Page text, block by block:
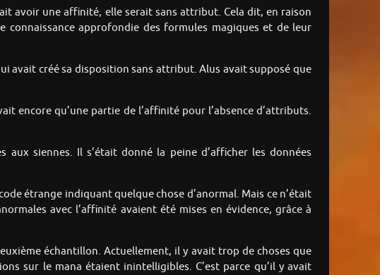
avoir une affinité, elle serait sans attribut. Cela dit, en raison
connaissance approfondie des formules magiques et de leur
avait créé sa disposition sans attribut. Alus avait supposé que
encore qu’une partie de l’affinité pour l’absence d’attributs.
siennes. Il s’était donné la peine d’afficher les données
étrange indiquant quelque chose d’anormal. Mais ce n’était
avec l’affinité avaient été mises en évidence, grâce à
échantillon. Actuellement, il y avait trop de choses que
sur le mana étaient inintelligibles. C’est parce qu’il y avait